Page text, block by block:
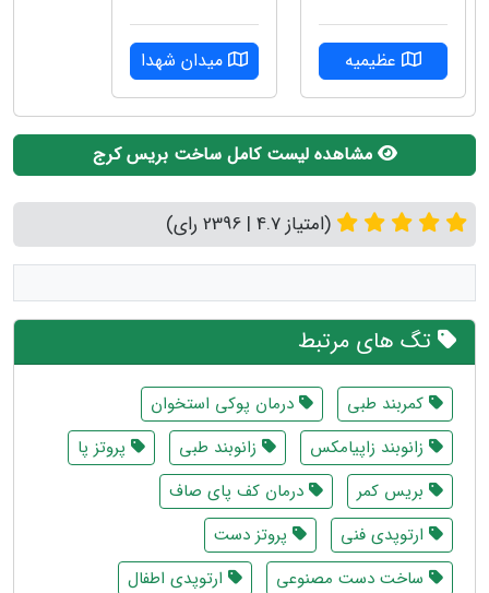
عظیمیه میدان شهدا
مشاهده لیست کامل ساخت بریس کرج
(امتیاز 4.7 | 2396 رای)
تگ های مرتبط
کمربند طبی
درمان پوکی استخوان
زانوبند زاپیامکس
زانوبند طبی
پروتز پا
بریس کمر
درمان کف پای صاف
ارتوپدی فنی
پروتز دست
ساخت دست مصنوعی
ارتوپدی اطفال